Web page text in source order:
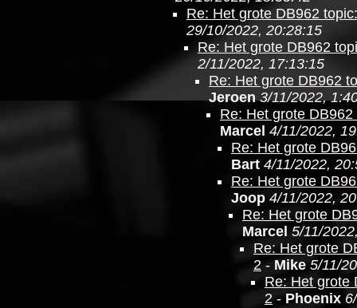
Re: Het grote DB962
29/10/2022, 20:28:15
Re: Het grote DB962
2/11/2022, 17:13:15
Re: Het grote DB962
Jeroen 3/11/2022,
Re: Het grote
Marcel 4/11/2022,
Re: Het grote
Bart 4/11/2022,
Re: Het grote
Joop 4/11/2022,
Re: Het grote
Marcel 5/11/
Re: Het grote
2 - Mike 5/11/
Re: Het grote
2 - Phoenix